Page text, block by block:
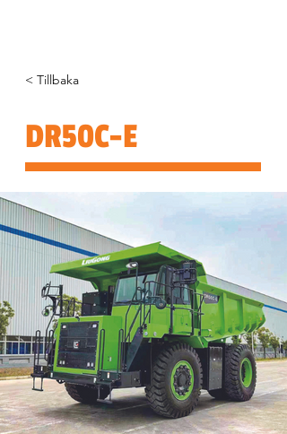
< Tillbaka
DR50C-E